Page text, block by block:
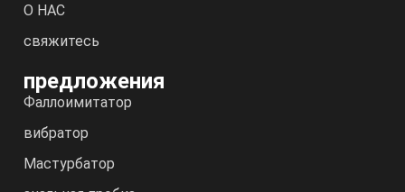
О НАС
свяжитесь
предложения
Фаллоимитатор
вибратор
Мастурбатор